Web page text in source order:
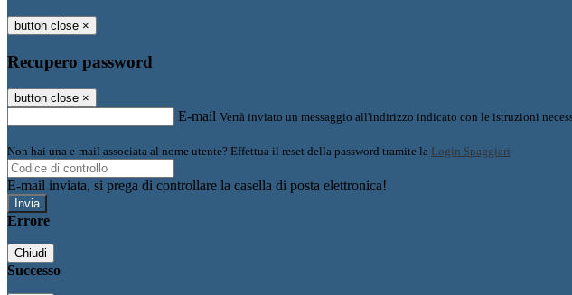
button close ×
Recupero password
button close ×
E-mail Verrà inviato un messaggio all'indirizzo indicato con le istruzioni
Non hai una e-mail associata al nome utente? Effettua il reset della password tramite la Login Spaggiari
E-mail inviata, si prega di controllare la casella di posta elettronica!
Errore
Chiudi
Successo